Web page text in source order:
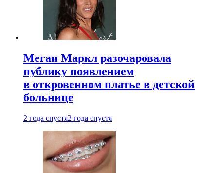
Меган Маркл разочаровала
публику появлением
в откровенном платье в детской
больнице
2 года спустя2 года спустя